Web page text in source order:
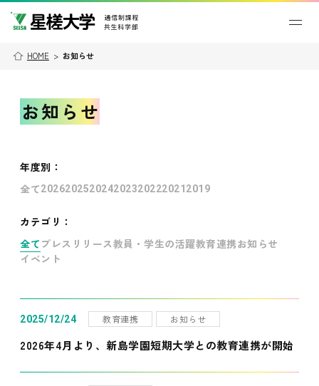
HOME > お知らせ
お知らせ
年度別 ：
全て202620252024202320222021 2019
カテゴリ：
全て プレスリリース教員・学生の活躍教育連携お知らせ
イベント
2025/12/24 教育連携 お知らせ
2026年4月より、新島学園短期大学との教育連携が開始